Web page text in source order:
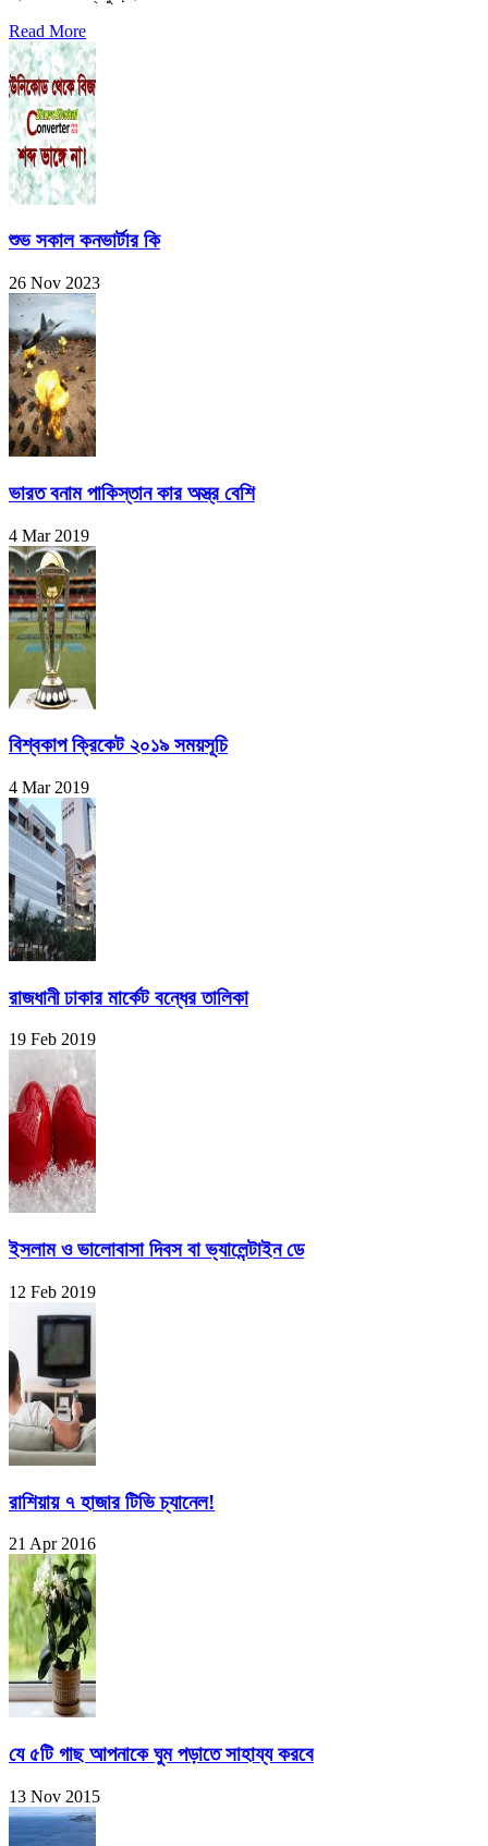
Read More
শুভ সকাল কনভার্টার কি
26 Nov 2023
ভারত বনাম পাকিস্তান কার অস্ত্র বেশি
4 Mar 2019
বিশ্বকাপ ক্রিকেট ২০১৯ সময়সূচি
4 Mar 2019
রাজধানী ঢাকার মার্কেট বন্ধের তালিকা
19 Feb 2019
ইসলাম ও ভালোবাসা দিবস বা ভ্যালেন্টাইন ডে
12 Feb 2019
রাশিয়ায় ৭ হাজার টিভি চ্যানেল!
21 Apr 2016
যে ৫টি গাছ আপনাকে ঘুম পড়াতে সাহায্য করবে
13 Nov 2015